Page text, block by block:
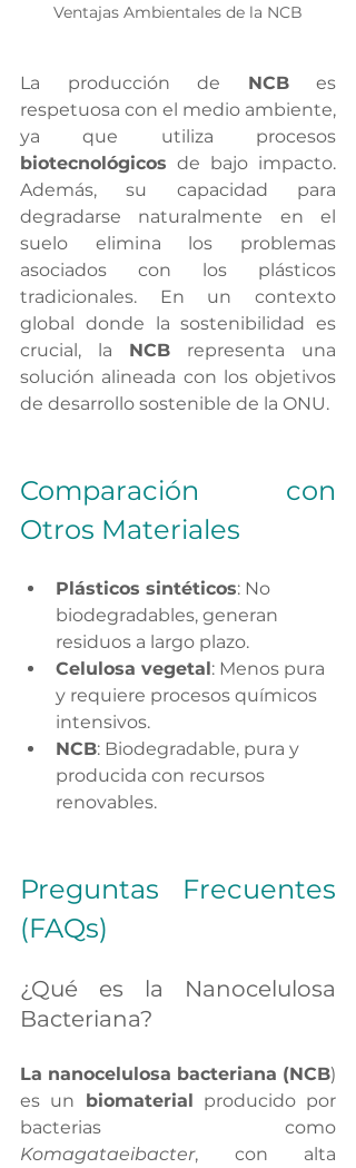
Ventajas Ambientales de la NCB
La producción de NCB es
respetuosa con el medio ambiente,
biotecnológicos de bajo impacto.
Además, su capacidad para
degradarse naturalmente en el
suelo elimina los problemas
asociados con los plásticos
tradicionales. En un contexto
global donde la sostenibilidad es
crucial, la NCB representa una
solución alineada con los objetivos
de desarrollo sostenible de la ONU.
Comparación con
Otros Materiales
Plásticos sintéticos: No
biodegradables, generan
residuos a largo plazo.
Celulosa vegetal: Menos pura
y requiere procesos químicos
intensivos.
NCB: Biodegradable, pura y
producida con recursos
renovables.
Preguntas Frecuentes
(FAQs)
¿Qué es la Nanocelulosa
Bacteriana?
La nanocelulosa bacteriana (NCB)
es un biomaterial producido por
Komagataeibacter, con alta